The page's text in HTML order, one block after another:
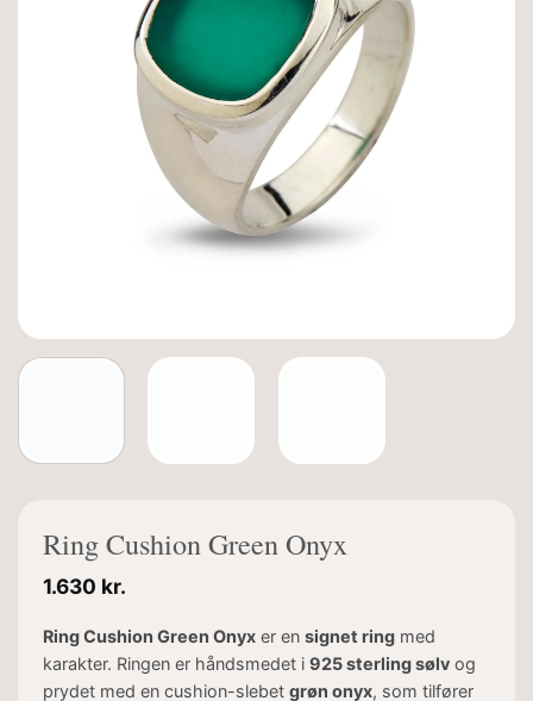
Ring Cushion Green Onyx
1.630 kr.
Ring Cushion Green Onyxer en signet ringmed
karakter. Ringen er håndsmedet i 925 sterling sølvog
prydet med en cushion-slebet grøn onyx, som tilfører